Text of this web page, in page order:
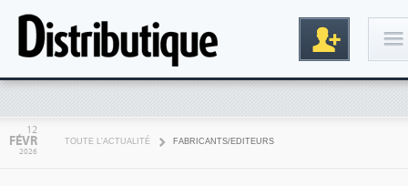
12
FÉVR
2026
TOUTE L'ACTUALITÉ FABRICANTS/EDITEURS